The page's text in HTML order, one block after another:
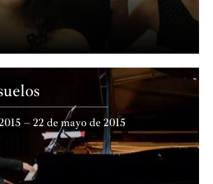
– 22 de mayo de 2015